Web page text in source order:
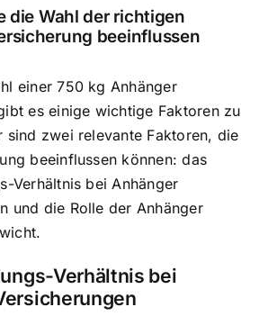
die Wahl der richtigen
beeinflussen
einer 750 kg Anhänger
es einige wichtige Faktoren zu
sind zwei relevante Faktoren, die
beeinflussen können: das
Verhältnis bei Anhänger
und die Rolle der Anhänger
Verhältnis bei